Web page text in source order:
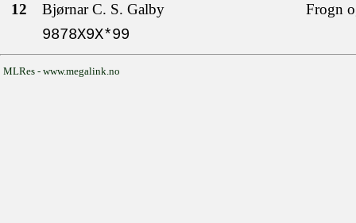
12 Bjørnar C. S. Galby Frogn
9878X9X*99
MLRes - www.megalink.no